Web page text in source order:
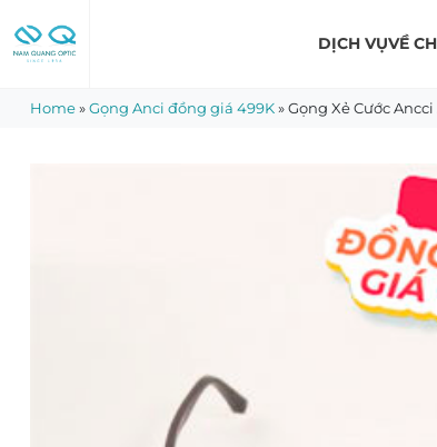
to
content
DỊCH VỤVỀ
Home»Gọng Anci đồng giá 499K»Gọng Xẻ Cước Ancci